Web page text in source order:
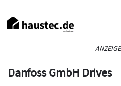
zum
Inhalt
ANZEIGE
Danfoss GmbH Drives